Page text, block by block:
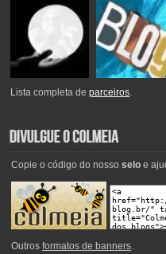
Lista completa deparceiros.
Copie o código do nosso seloe
Outros formatos de banners.